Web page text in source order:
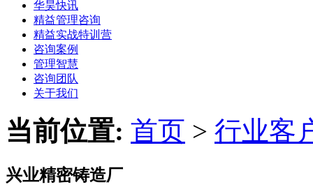
华昊快讯
精益管理咨询
精益实战特训营
咨询案例
管理智慧
咨询团队
关于我们
当前位置: 首页 > 行业客
兴业精密铸造厂